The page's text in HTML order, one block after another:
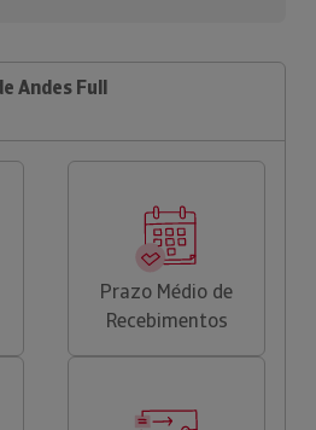
Andes Full
Prazo Médio de
Recebimentos